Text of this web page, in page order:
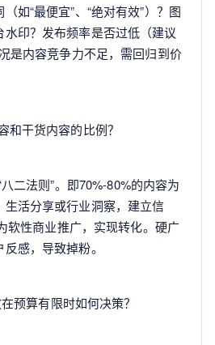
如“最便宜”、“绝对有效”）？图
印？发布频率是否过低（建议
是内容竞争力不足，需回归到价
和干货内容的比例？
二法则”。即70%-80%的内容为
活分享或行业洞察，建立信
软性商业推广，实现转化。硬广
感，导致掉粉。
预算有限时如何决策？